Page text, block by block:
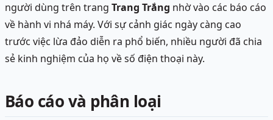
người dùng trên trang Trang Trắng nhờ vào các báo cáo
về hành vi nhá máy. Với sự cảnh giác ngày càng cao
trước việc lừa đảo diễn ra phổ biến, nhiều người đã chia
sẻ kinh nghiệm của họ về số điện thoại này.
Báo cáo và phân loại